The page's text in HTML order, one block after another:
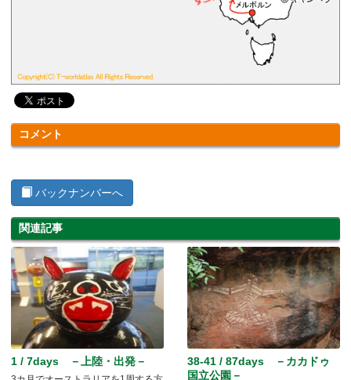
コメント
バックナンバーへ
関連記事
1 / 7days －上陸・出発－
38-41 / 87days －カカドゥ
国立公園－